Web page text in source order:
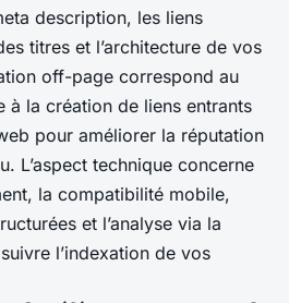
description, les liens
titres et l’architecture de vos
off-page correspond au
à la création de liens entrants
pour améliorer la réputation
L’aspect technique concerne
la compatibilité mobile,
et l’analyse via la
l’indexation de vos